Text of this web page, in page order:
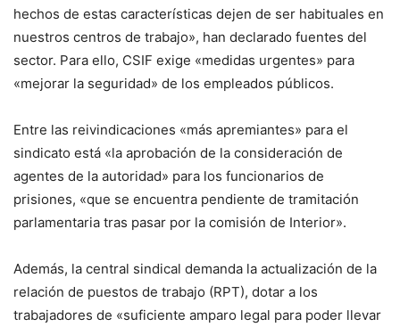
hechos de estas características dejen de ser habituales en
nuestros centros de trabajo», han declarado fuentes del
sector. Para ello, CSIF exige «medidas urgentes» para
«mejorar la seguridad» de los empleados públicos.
Entre las reivindicaciones «más apremiantes» para el
sindicato está «la aprobación de la consideración de
agentes de la autoridad» para los funcionarios de
prisiones, «que se encuentra pendiente de tramitación
parlamentaria tras pasar por la comisión de Interior».
Además, la central sindical demanda la actualización de la
relación de puestos de trabajo (RPT), dotar a los
trabajadores de «suficiente amparo legal para poder llevar